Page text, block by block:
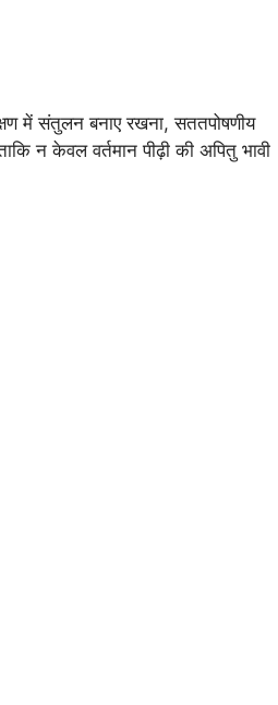
में संतुलन बनाए रखना, सततपोषणीय
न केवल वर्तमान पीढ़ी की अपितु भावी